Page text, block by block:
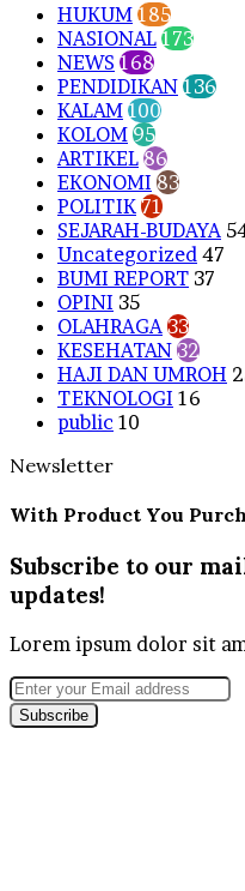
HUKUM 185
NASIONAL 173
NEWS 168
PENDIDIKAN 136
KALAM 100
KOLOM 95
ARTIKEL 86
EKONOMI 83
POLITIK 71
SEJARAH-BUDAYA
Uncategorized 47
BUMI REPORT 37
OPINI 35
OLAHRAGA 33
KESEHATAN 32
HAJI DAN UMROH
TEKNOLOGI 16
public 10
Newsletter
With Product You
Subscribe to our
updates!
Lorem ipsum dolor sit
Enter
your
Email